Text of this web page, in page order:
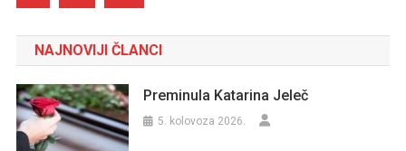
NAJNOVIJI ČLANCI
Preminula Katarina Jeleč
5. kolovoza 2026.